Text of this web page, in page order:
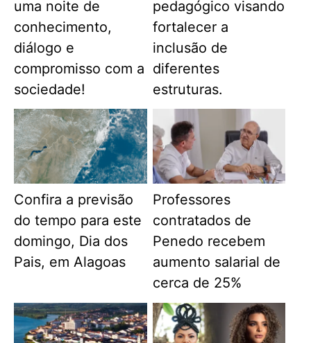
uma noite de
conhecimento,
diálogo e
compromisso com a
sociedade!
pedagógico visando
fortalecer a
inclusão de
diferentes
estruturas.
Confira a previsão
do tempo para este
domingo, Dia dos
Pais, em Alagoas
Professores
contratados de
Penedo recebem
aumento salarial de
cerca de 25%